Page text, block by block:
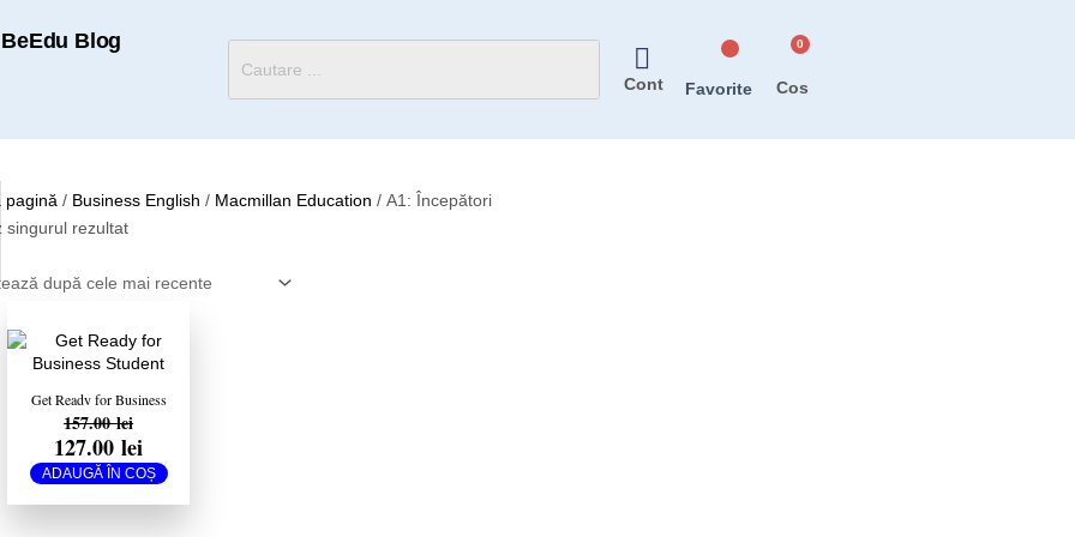
BeEdu Blog
Cont Favorite
pagină / Business English / Macmillan Education / A1: Începători
singurul rezultat
Get Ready for Business
Student Book 1
157.00lei
a
fost:
157.00 lei.
127.00lei
este:
127.00 lei.
ADAUGĂ ÎN COȘ